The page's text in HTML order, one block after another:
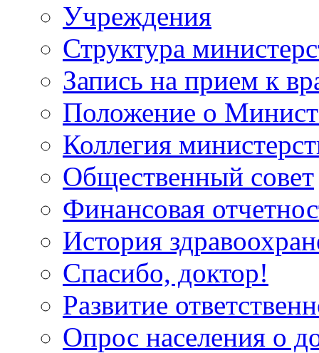
Учреждения
Структура
Запись на прием к
Положение о
Коллегия
Общественный совет
Финансовая
История
Спасибо, доктор!
Развитие
Опрос населения о